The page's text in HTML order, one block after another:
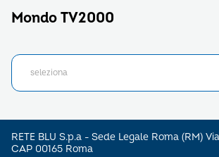
Mondo TV2000
RETE BLU S.p.a - Sede Legale Roma (RM)
CAP 00165 Roma